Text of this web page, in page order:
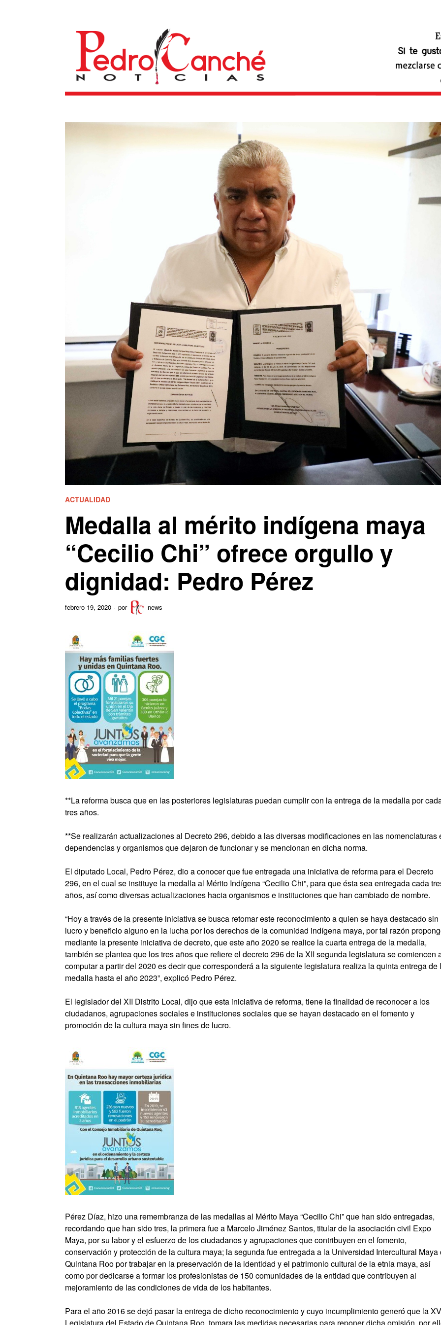
ACTUALIDAD
Medalla al mérito indígena maya
“Cecilio Chi” ofrece orgullo y
dignidad: Pedro Pérez
febrero 19, 2020 por news
**La reforma busca que en las posteriores legislaturas puedan cumplir con la entrega de la medalla por
tres años.
**Se realizarán actualizaciones al Decreto 296, debido a las diversas modificaciones en las nomenclaturas
dependencias y organismos que dejaron de funcionar y se mencionan en dicha norma.
El diputado Local, Pedro Pérez, dio a conocer que fue entregada una iniciativa de reforma para el Decreto
296, en el cual se instituye la medalla al Mérito Indígena “Cecilio Chi”, para que ésta sea entregada cada
años, así como diversas actualizaciones hacia organismos e instituciones que han cambiado de nombre.
“Hoy a través de la presente iniciativa se busca retomar este reconocimiento a quien se haya destacado sin
lucro y beneficio alguno en la lucha por los derechos de la comunidad indígena maya, por tal razón
mediante la presente iniciativa de decreto, que este año 2020 se realice la cuarta entrega de la medalla,
también se plantea que los tres años que refiere el decreto 296 de la XII segunda legislatura se comiencen
computar a partir del 2020 es decir que corresponderá a la siguiente legislatura realiza la quinta entrega de
medalla hasta el año 2023”, explicó Pedro Pérez.
El legislador del XII Distrito Local, dijo que esta iniciativa de reforma, tiene la finalidad de reconocer a los
ciudadanos, agrupaciones sociales e instituciones sociales que se hayan destacado en el fomento y
promoción de la cultura maya sin fines de lucro.
Pérez Díaz, hizo una remembranza de las medallas al Mérito Maya “Cecilio Chi” que han sido entregadas,
recordando que han sido tres, la primera fue a Marcelo Jiménez Santos, titular de la asociación civil Expo
Maya, por su labor y el esfuerzo de los ciudadanos y agrupaciones que contribuyen en el fomento,
conservación y protección de la cultura maya; la segunda fue entregada a la Universidad Intercultural Maya
Quintana Roo por trabajar en la preservación de la identidad y el patrimonio cultural de la etnia maya, así
como por dedicarse a formar los profesionistas de 150 comunidades de la entidad que contribuyen al
mejoramiento de las condiciones de vida de los habitantes.
Para el año 2016 se dejó pasar la entrega de dicho reconocimiento y cuyo incumplimiento generó que la XV
Legislatura del Estado de Quintana Roo, tomara las medidas necesarias para reponer dicha omisión, por